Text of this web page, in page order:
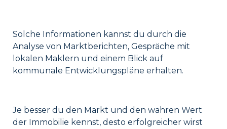
Solche Informationen kannst du durch die
Analyse von Marktberichten, Gespräche mit
lokalen Maklern und einem Blick auf
kommunale Entwicklungspläne erhalten.
Je besser du den Markt und den wahren Wert
der Immobilie kennst, desto erfolgreicher wirst